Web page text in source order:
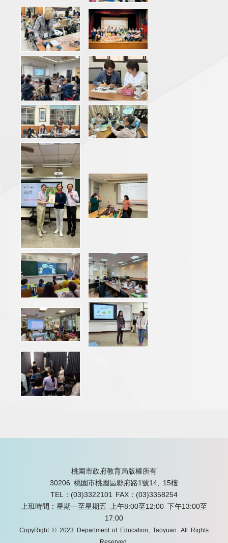
桃園市政府教育局版權所有
30206 桃園市桃園區縣府路1號14, 15樓
TEL：(03)3322101
FAX：(03)3358254
上班時間：星期一至星期五 上午8:00至12:00 下午13:00至
17:00
CopyRight © 2023 Department of Education, Taoyuan. All Rights